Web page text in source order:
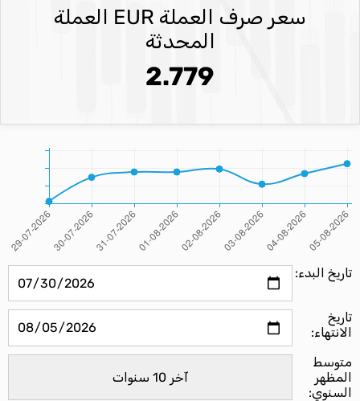
سعر صرف العملة EUR العملة
المحدثة
2.779
تاريخ البدء:
تاريخ
الانتهاء:
متوسط ​​
المظهر
السنوي: